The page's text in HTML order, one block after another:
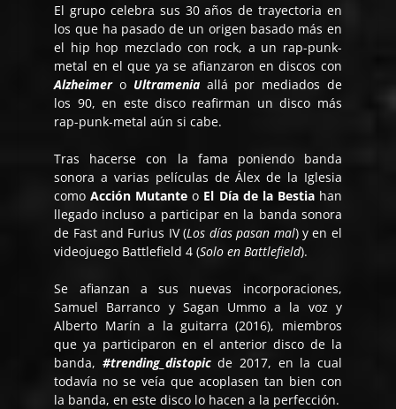
El grupo celebra sus 30 años de trayectoria en
los que ha pasado de un origen basado más en
el hip hop mezclado con rock, a un rap-punk-
metal en el que ya se afianzaron en discos con
Alzheimero Ultrameniaallá por mediados de
los 90, en este disco reafirman un disco más
rap-punk-metal aún si cabe.
Tras hacerse con la fama poniendo banda
sonora a varias películas de Álex de la Iglesia
comoAcción Mutante o El Día de la Bestiahan
llegado incluso a participar en la banda sonora
de Fast and Furius IV (Los días pasan mal) y en el
videojuego Battlefield 4 (Solo en Battlefield).
Se afianzan a sus nuevas incorporaciones,
Samuel Barranco y Sagan Ummo a la voz y
Alberto Marín a la guitarra (2016), miembros
que ya participaron en el anterior disco de la
banda, #trending_distopicde 2017, en la cual
todavía no se veía que acoplasen tan bien con
la banda, en este disco lo hacen a la perfección.